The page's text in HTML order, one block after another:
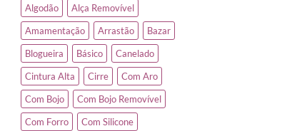
Algodão
Alça Removível
Amamentação
Arrastão
Bazar
Blogueira
Básico
Canelado
Cintura Alta
Cirre
Com Aro
Com Bojo
Com Bojo Removível
Com Forro
Com Silicone